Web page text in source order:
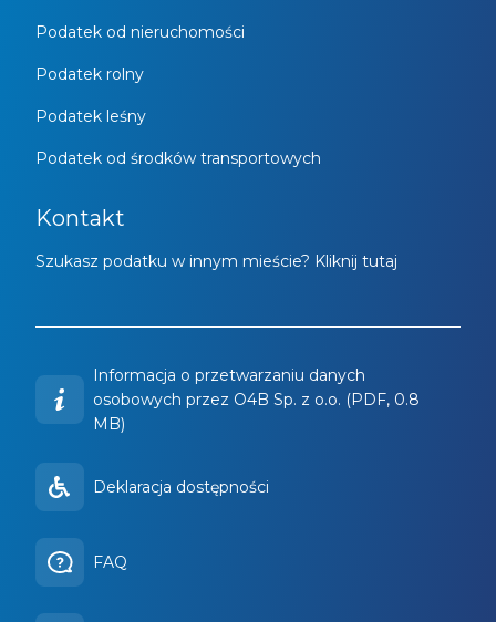
Podatek od nieruchomości
Podatek rolny
Podatek leśny
Podatek od środków transportowych
Kontakt
Szukasz podatku w innym mieście? Kliknij tutaj
Informacja o przetwarzaniu danych
osobowych przez O4B Sp. z o.o. (PDF, 0.8
MB)
Deklaracja dostępności
FAQ